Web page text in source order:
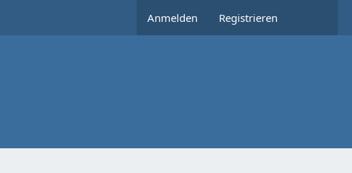
Anmelden Registrieren